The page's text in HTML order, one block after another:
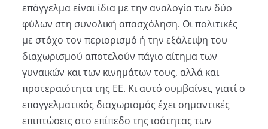
επάγγελµα είναι ίδια µε την αναλογία των δύο
φύλων στη συνολική απασχόληση. Οι πολιτικές
με στόχο τον περιορισμό ή την εξάλειψη του
διαχωρισμού αποτελούν πάγιο αίτημα των
γυναικών και των κινημάτων τους, αλλά και
προτεραιότητα της ΕΕ. Κι αυτό συμβαίνει, γιατί ο
επαγγελµατικός διαχωρισµός έχει σηµαντικές
επιπτώσεις στο επίπεδο της ισότητας των